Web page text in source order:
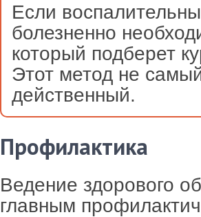
Если
болезненно
который подберет
Этот метод не
действенный.
Профилактика
Ведение здорового
главным